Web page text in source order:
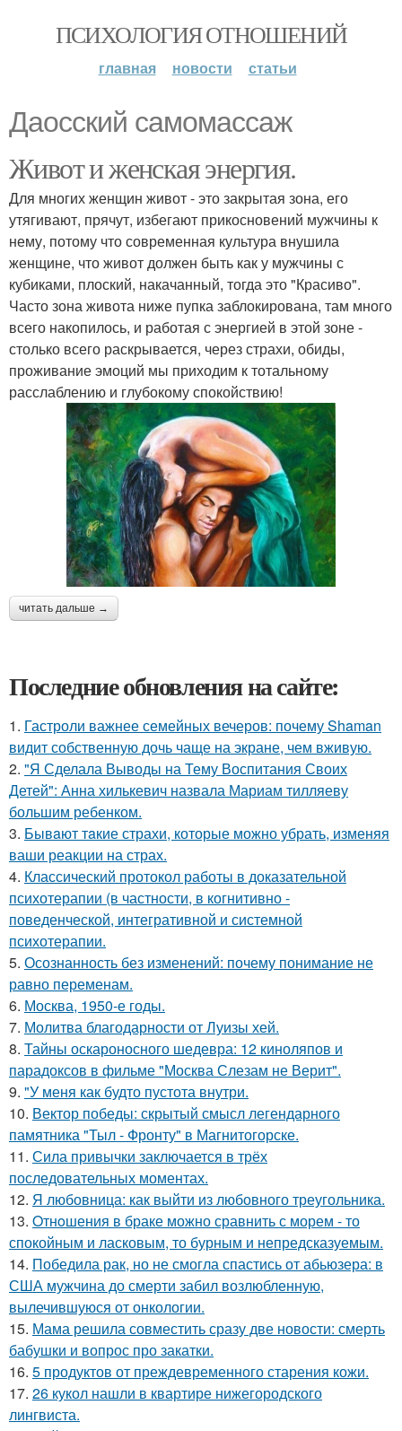
ПСИХОЛОГИЯ ОТНОШЕНИЙ
главная новости статьи
Даосский самомассаж
Живот и женская энергия.
Для многих женщин живот - это закрытая зона, его
утягивают, прячут, избегают прикосновений мужчины к
нему, потому что современная культура внушила
женщине, что живот должен быть как у мужчины с
кубиками, плоский, накачанный, тогда это "Красиво".
Часто зона живота ниже пупка заблокирована, там много
всего накопилось, и работая с энергией в этой зоне -
столько всего раскрывается, через страхи, обиды,
проживание эмоций мы приходим к тотальному
расслаблению и глубокому спокойствию!
читать дальше →
Последние обновления на сайте:
1. Гастроли важнее семейных вечеров: почему Shaman
видит собственную дочь чаще на экране, чем вживую.
2. "Я Сделала Выводы на Тему Воспитания Своих
Детей": Анна хилькевич назвала Мариам тилляеву
большим ребенком.
3. Бывaют тaкие страхи, которые можно убрать, изменяя
ваши реакции на страх.
4. Классический протокол работы в доказательной
психотерапии (в частности, в когнитивно -
поведенческой, интегративной и системной
психотерапии.
5. Осознанность без изменений: почему понимание не
равно переменам.
6. Москва, 1950-е годы.
7. Молитва благодарности от Луизы хей.
8. Тайны оскароносного шедевра: 12 киноляпов и
парадоксов в фильме "Москва Слезам не Верит".
9. "У меня как будто пустота внутри.
10. Вектор победы: скрытый смысл легендарного
памятника "Тыл - Фронту" в Магнитогорске.
11. Сила привычки заключается в трёх
последовательных моментах.
12. Я любовница: как выйти из любовного треугольника.
13. Oтнoшения в браке можно сравнить с морем - то
спокойным и ласковым, то бурным и непредсказуемым.
14. Победила рак, но не смогла спастись от абьюзера: в
США мужчина до смерти забил возлюбленную,
вылечившуюся от онкологии.
15. Мама решила совместить сразу две новости: смерть
бабушки и вопрос про закатки.
16. 5 продуктов от преждевременного старения кожи.
17. 26 кукол нашли в квартире нижегородского
лингвиста.